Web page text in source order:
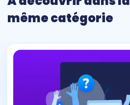
même catégorie